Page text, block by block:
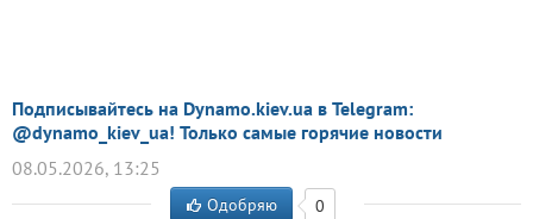
Подписывайтесь на Dynamo.kiev.ua в Telegram:
@dynamo_kiev_ua! Только самые горячие новости
08.05.2026, 13:25
Одобряю 0